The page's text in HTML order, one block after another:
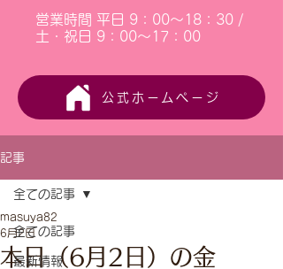
営業時間 平日 9：00～18：30 /
土・祝日 9：00～17：00
公式ホームページ
記事
全ての記事
最新情報
全ての記事
本日（6月2日）の金
masuya82
6月2日